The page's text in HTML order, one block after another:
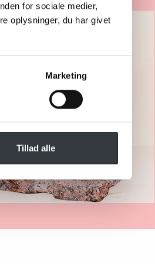
for sociale medier,
oplysninger, du har givet
Marketing
Tillad alle